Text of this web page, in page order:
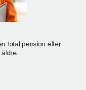
total pension efter